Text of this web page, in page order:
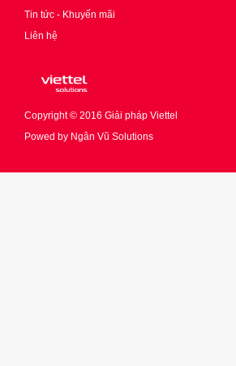
Tin tức - Khuyến mãi
Liên hệ
Copyright © 2016 Giải pháp Viettel
Powed by Ngân Vũ Solutions